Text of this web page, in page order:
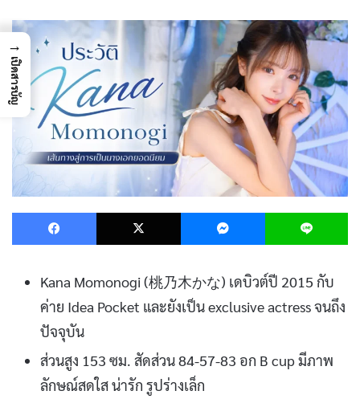
Facebook X Messenger
Kana Momonogi (桃乃木かな) เดบิวต์ปี 2015 กับ
ค่าย Idea Pocket และยังเป็น exclusive actress จนถึง
ปัจจุบัน
ส่วนสูง 153 ซม. สัดส่วน 84-57-83 อก B cup มีภาพ
ลักษณ์สดใส น่ารัก รูปร่างเล็ก
→
เปิดสารบัญ